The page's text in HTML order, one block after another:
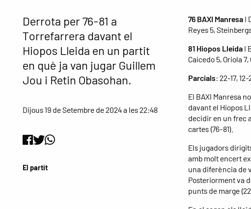
Derrota per 76-81 a
Torrefarrera davant el
Hiopos Lleida en un partit
en què ja van jugar Guillem
Jou i Retin Obasohan.
Dijous 19 de Setembre de 2024 a les 22:48
El partit
76 BAXI ManresaI
Reyes 5,
81 Hiopos LleidaI
Caicedo 5, Oriola
Parcials: 22-17,
El BAXI Manresa
davant el Hiopos
decidir en un frec
cartes (76-81).
Els jugadors
amb molt encert
una diferència de
Posteriorment va
punts de marge